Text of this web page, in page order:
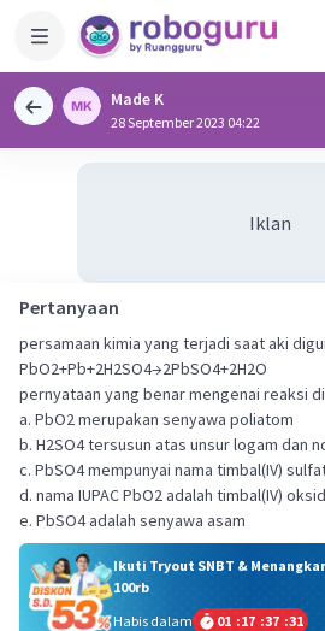
Made K
28 September 2023 04:22
Iklan
Pertanyaan
persamaan kimia yang terjadi saat aki
PbO2+Pb+2H2SO4→2PbSO4+2H2O
pernyataan yang benar mengenai reaksi di
a. PbO2 merupakan senyawa poliatom
b. H2SO4 tersusun atas unsur logam dan
c. PbSO4 mempunyai nama timbal(IV)
d. nama IUPAC PbO2 adalah timbal(IV)
e. PbSO4 adalah senyawa asam
Ikuti Tryout SNBT &
100rb
Habis dalam
01 :17 :37 :30